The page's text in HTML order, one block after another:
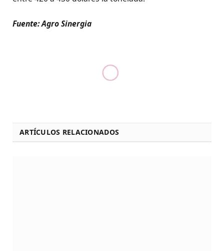
Fuente: Agro Sinergia
ARTÍCULOS RELACIONADOS